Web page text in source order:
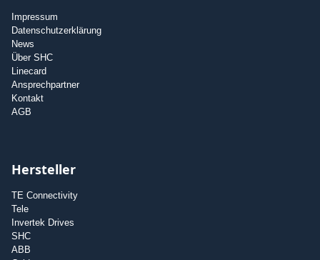
Impressum
Datenschutzerklärung
News
Über SHC
Linecard
Ansprechpartner
Kontakt
AGB
Hersteller
TE Connectivity
Tele
Invertek Drives
SHC
ABB